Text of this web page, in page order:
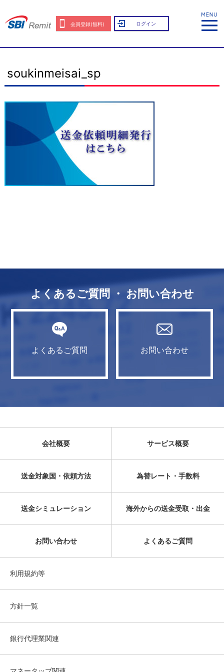
会員登録(無料) ログイン
soukinmeisai_sp
よくあるご質問 ・ お問い合わせ
よくあるご質問 お問い合わせ
会社概要 サービス概要
送金対象国・依頼方法 為替レート・手数料
送金シミュレーション 海外からの送金受取・出金
お問い合わせ よくあるご質問
利用規約等
方針一覧
銀行代理業関連